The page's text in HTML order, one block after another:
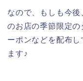
なので、もしも今
のお店の季節限定の
ーポンなどを配布
ます♪